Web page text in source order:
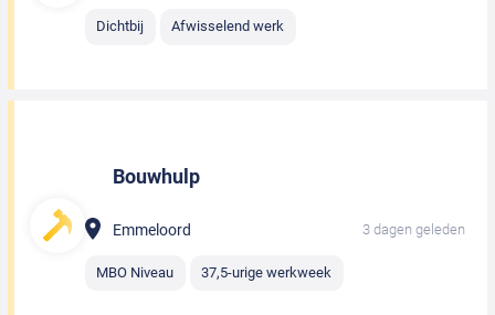
Dichtbij Afwisselend werk
Bouwhulp
Emmeloord 3 dagen geleden
MBO Niveau 37,5-urige werkweek